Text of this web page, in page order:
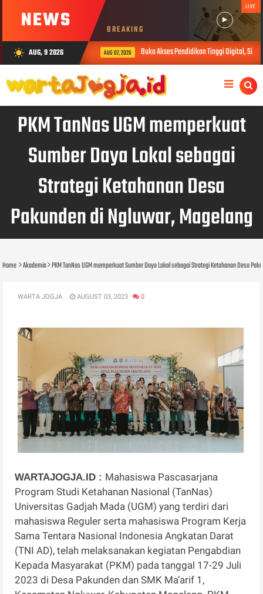
NEWS BREAKING
LIVE
wb_sunny AUG, 9 2026 AUG 07, 2026 Buka Akses Pendidikan Tinggi Digital,
PKM TanNas UGM memperkuat
Sumber Daya Lokal sebagai
Strategi Ketahanan Desa
Pakunden di Ngluwar, Magelang
Home Akademia PKM TanNas UGM memperkuat Sumber Daya Lokal sebagai Strategi Ketahanan Desa
WARTA JOGJA AUGUST 03, 2023 0
WARTAJOGJA.ID : Mahasiswa Pascasarjana
Program Studi Ketahanan Nasional (TanNas)
Universitas Gadjah Mada (UGM) yang terdiri dari
mahasiswa Reguler serta mahasiswa Program Kerja
Sama Tentara Nasional Indonesia Angkatan Darat
(TNI AD), telah melaksanakan kegiatan Pengabdian
Kepada Masyarakat (PKM) pada tanggal 17-29 Juli
2023 di Desa Pakunden dan SMK Ma’arif 1,